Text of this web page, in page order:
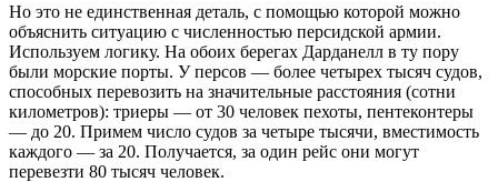
Но это не единственная деталь, с помощью которой можно
объяснить ситуацию с численностью персидской армии.
Используем логику. На обоих берегах Дарданелл в ту пору
были морские порты. У персов — более четырех тысяч судов,
способных перевозить на значительные расстояния (сотни
километров): триеры — от 30 человек пехоты, пентеконтеры
— до 20. Примем число судов за четыре тысячи, вместимость
каждого — за 20. Получается, за один рейс они могут
перевезти 80 тысяч человек.